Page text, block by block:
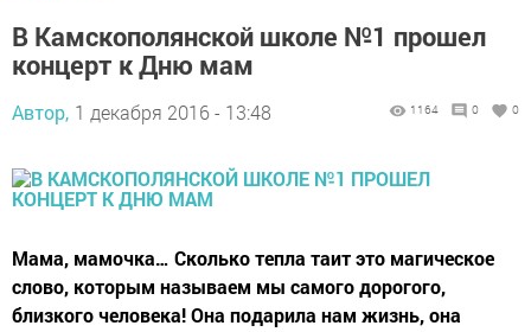
В Камскополянской школе №1 прошел
концерт к Дню мам
Автор, 1 декабря 2016 - 13:48 1164 0 0
Мама, мамочка… Сколько тепла таит это магическое
слово, которым называем мы самого дорогого,
близкого человека! Она подарила нам жизнь, она